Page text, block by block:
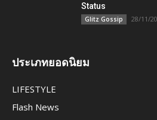
Status
Glitz Gossip 28/11/
ประเภทยอดนิยม
LIFESTYLE
Flash News